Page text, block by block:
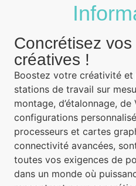
Concrétisez
créatives !
Boostez votre créativité
stations de travail sur
montage, d’étalonnage,
configurations
processeurs et cartes
connectivité avancées,
toutes vos exigences de
dans un monde où